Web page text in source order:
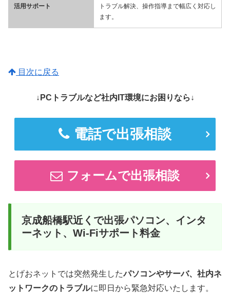
活用サポート
トラブル解決、操作指導まで幅広く対応し
ます。
目次に戻る
↓PCトラブルなど社内IT環境にお困りなら↓
電話で出張相談
フォームで出張相談
京成船橋駅近くで出張パソコン、インタ
ーネット、Wi-Fiサポート料金
とげおネットでは突然発生したパソコンやサーバ、社内ネ
ットワークのトラブルに即日から緊急対応いたします。